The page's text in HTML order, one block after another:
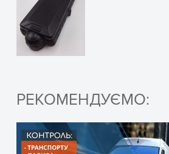
РЕКОМЕНДУЄМО: